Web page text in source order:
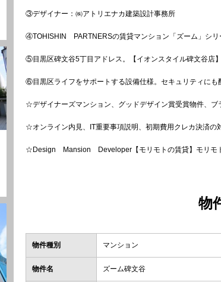
③デザイナー：㈱アトリエナカ建築設計事務所
④TOHISHIN PARTNERSの賃貸マンション「ズーム」シリ
⑤目黒区碑文谷5丁目アドレス。【イオンスタイル碑文谷店
⑥目黒区ライフをサポートする設備仕様。セキュリティにも
☆デザイナーズマンション、グッドデザイン賞受賞物件、ブ
☆オンライン内見、IT重要事項説明、初期費用クレカ決済の
☆Design Mansion Developer【モリモトの賃貸】モリモ
物
物件種別 マンション
物件名 ズーム碑文谷